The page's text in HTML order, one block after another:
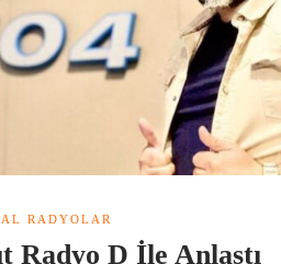
RADYOLAR
Radyo D İle Anlaştı